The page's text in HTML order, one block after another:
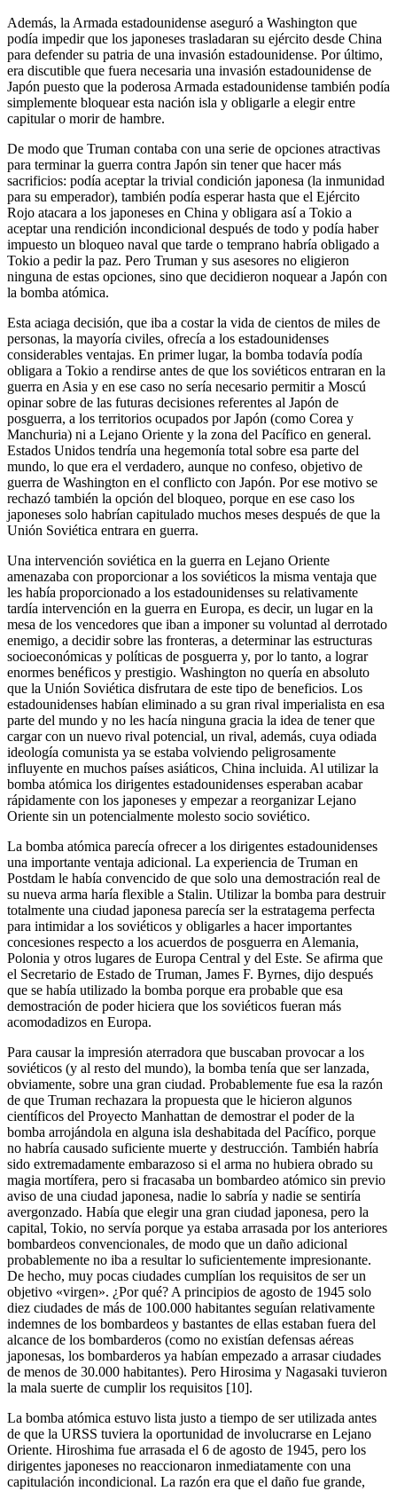
Además, la Armada estadounidense aseguró a Washington que
podía impedir que los japoneses trasladaran su ejército desde China
para defender su patria de una invasión estadounidense. Por último,
era discutible que fuera necesaria una invasión estadounidense de
Japón puesto que la poderosa Armada estadounidense también podía
simplemente bloquear esta nación isla y obligarle a elegir entre
capitular o morir de hambre.
De modo que Truman contaba con una serie de opciones atractivas
para terminar la guerra contra Japón sin tener que hacer más
sacrificios: podía aceptar la trivial condición japonesa (la inmunidad
para su emperador), también podía esperar hasta que el Ejército
Rojo atacara a los japoneses en China y obligara así a Tokio a
aceptar una rendición incondicional después de todo y podía haber
impuesto un bloqueo naval que tarde o temprano habría obligado a
Tokio a pedir la paz. Pero Truman y sus asesores no eligieron
ninguna de estas opciones, sino que decidieron noquear a Japón con
la bomba atómica.
Esta aciaga decisión, que iba a costar la vida de cientos de miles de
personas, la mayoría civiles, ofrecía a los estadounidenses
considerables ventajas. En primer lugar, la bomba todavía podía
obligara a Tokio a rendirse antes de que los soviéticos entraran en la
guerra en Asia y en ese caso no sería necesario permitir a Moscú
opinar sobre de las futuras decisiones referentes al Japón de
posguerra, a los territorios ocupados por Japón (como Corea y
Manchuria) ni a Lejano Oriente y la zona del Pacífico en general.
Estados Unidos tendría una hegemonía total sobre esa parte del
mundo, lo que era el verdadero, aunque no confeso, objetivo de
guerra de Washington en el conflicto con Japón. Por ese motivo se
rechazó también la opción del bloqueo, porque en ese caso los
japoneses solo habrían capitulado muchos meses después de que la
Unión Soviética entrara en guerra.
Una intervención soviética en la guerra en Lejano Oriente
amenazaba con proporcionar a los soviéticos la misma ventaja que
les había proporcionado a los estadounidenses su relativamente
tardía intervención en la guerra en Europa, es decir, un lugar en la
mesa de los vencedores que iban a imponer su voluntad al derrotado
enemigo, a decidir sobre las fronteras, a determinar las estructuras
socioeconómicas y políticas de posguerra y, por lo tanto, a lograr
enormes benéficos y prestigio. Washington no quería en absoluto
que la Unión Soviética disfrutara de este tipo de beneficios. Los
estadounidenses habían eliminado a su gran rival imperialista en esa
parte del mundo y no les hacía ninguna gracia la idea de tener que
cargar con un nuevo rival potencial, un rival, además, cuya odiada
ideología comunista ya se estaba volviendo peligrosamente
influyente en muchos países asiáticos, China incluida. Al utilizar la
bomba atómica los dirigentes estadounidenses esperaban acabar
rápidamente con los japoneses y empezar a reorganizar Lejano
Oriente sin un potencialmente molesto socio soviético.
La bomba atómica parecía ofrecer a los dirigentes estadounidenses
una importante ventaja adicional. La experiencia de Truman en
Postdam le había convencido de que solo una demostración real de
su nueva arma haría flexible a Stalin. Utilizar la bomba para destruir
totalmente una ciudad japonesa parecía ser la estratagema perfecta
para intimidar a los soviéticos y obligarles a hacer importantes
concesiones respecto a los acuerdos de posguerra en Alemania,
Polonia y otros lugares de Europa Central y del Este. Se afirma que
el Secretario de Estado de Truman, James F. Byrnes, dijo después
que se había utilizado la bomba porque era probable que esa
demostración de poder hiciera que los soviéticos fueran más
acomodadizos en Europa.
Para causar la impresión aterradora que buscaban provocar a los
soviéticos (y al resto del mundo), la bomba tenía que ser lanzada,
obviamente, sobre una gran ciudad. Probablemente fue esa la razón
de que Truman rechazara la propuesta que le hicieron algunos
científicos del Proyecto Manhattan de demostrar el poder de la
bomba arrojándola en alguna isla deshabitada del Pacífico, porque
no habría causado suficiente muerte y destrucción. También habría
sido extremadamente embarazoso si el arma no hubiera obrado su
magia mortífera, pero si fracasaba un bombardeo atómico sin previo
aviso de una ciudad japonesa, nadie lo sabría y nadie se sentiría
avergonzado. Había que elegir una gran ciudad japonesa, pero la
capital, Tokio, no servía porque ya estaba arrasada por los anteriores
bombardeos convencionales, de modo que un daño adicional
probablemente no iba a resultar lo suficientemente impresionante.
De hecho, muy pocas ciudades cumplían los requisitos de ser un
objetivo «virgen». ¿Por qué? A principios de agosto de 1945 solo
diez ciudades de más de 100.000 habitantes seguían relativamente
indemnes de los bombardeos y bastantes de ellas estaban fuera del
alcance de los bombarderos (como no existían defensas aéreas
japonesas, los bombarderos ya habían empezado a arrasar ciudades
de menos de 30.000 habitantes). Pero Hirosima y Nagasaki tuvieron
la mala suerte de cumplir los requisitos [10].
La bomba atómica estuvo lista justo a tiempo de ser utilizada antes
de que la URSS tuviera la oportunidad de involucrarse en Lejano
Oriente. Hiroshima fue arrasada el 6 de agosto de 1945, pero los
dirigentes japoneses no reaccionaron inmediatamente con una
capitulación incondicional. La razón era que el daño fue grande,